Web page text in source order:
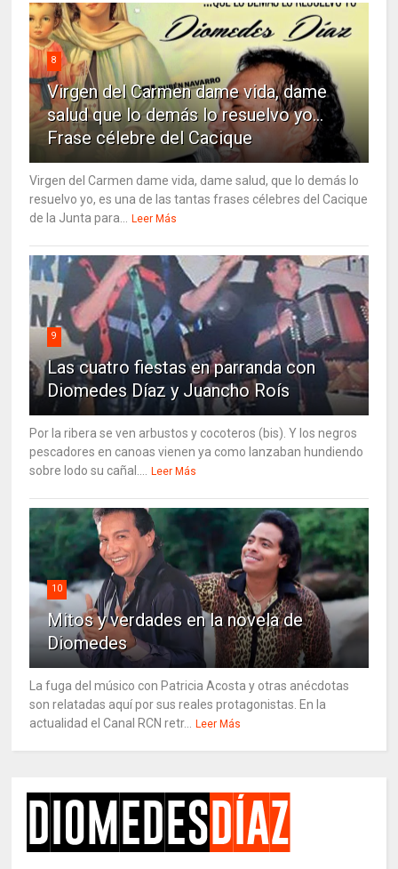
8
Virgen del Carmen dame vida, dame
salud que lo demás lo resuelvo yo…
Frase célebre del Cacique
Virgen del Carmen dame vida, dame salud, que lo demás lo
resuelvo yo, es una de las tantas frases célebres del Cacique
de la Junta para...
Leer Más
9
Las cuatro fiestas en parranda con
Diomedes Díaz y Juancho Roís
Por la ribera se ven arbustos y cocoteros (bis). Y los negros
pescadores en canoas vienen ya como lanzaban hundiendo
sobre lodo su cañal....
Leer Más
10
Mitos y verdades en la novela de
Diomedes
La fuga del músico con Patricia Acosta y otras anécdotas
son relatadas aquí por sus reales protagonistas. En la
actualidad el Canal RCN retr...
Leer Más